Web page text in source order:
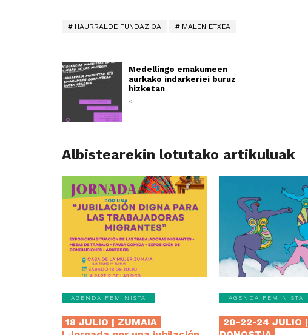
HAURRALDE FUNDAZIOA MALEN ETXEA
Medellingo emakumeen
aurkako indarkeriei buruz
hizketan
<
Albistearekin lotutako artikuluak
AGENDA FEMINISTA
18 JULIO | ZUMAIA
AGENDA FEMINISTA
20-22-24 JULIO |